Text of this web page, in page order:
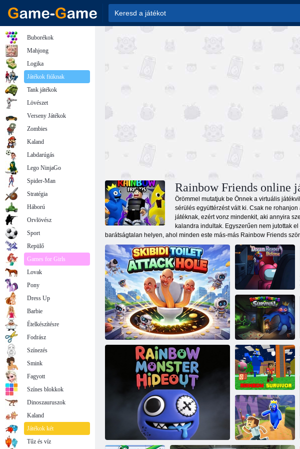
Rainbow Friends online
Örömmel mutatjuk be Önnek a virtuális
sérülés együttérzést vált ki. Csak ne
játéknak, ezért vonz mindenkit, aki annyira
kalandra indultak. Egyszerűen nem jutottak
barátságtalan helyen, ahol minden este más-más Rainbow Friends
Skibidi WC támadó lyuk
Dream Reaper
Defense
Rainbow
Friends Survival
Szivárványos
túlélő
Buborékok
Mahjong
Logika
Játékok fiúknak
Tank játékok
Lövészet
Verseny Játékok
Zombies
Kaland
Labdarúgás
Lego NinjaGo
Spider-Man
Stratégia
Háború
Orvlövész
Sport
Repülő
Games for Girls
Lovak
Pony
Dress Up
Barbie
Ételkészítésre
Fodrász
Színezés
Smink
Fagyott
Színes blokkok
Dinoszauruszok
Kaland
Játékok két
Tűz és víz